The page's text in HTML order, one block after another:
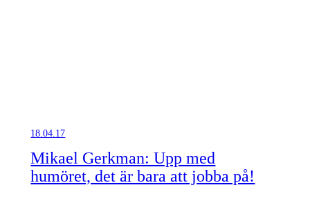
18.04.17
Mikael Gerkman: Upp med
humöret, det är bara att jobba på!